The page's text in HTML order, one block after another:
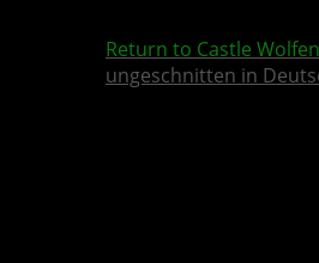
Return to Castle
ungeschnitten in